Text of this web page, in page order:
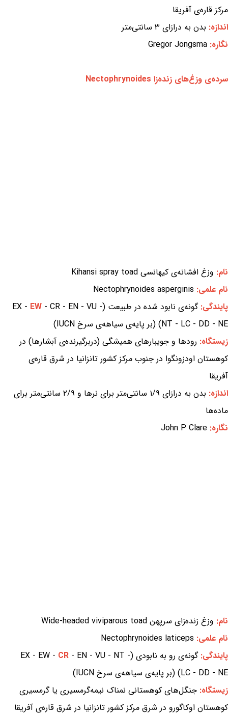
مرکز قاره‌ی آفریقا
اندازه: بدن به درازای ۳ سانتی‌متر
نگاره: Gregor Jongsma
سرده‌ی وزغ‌های زنده‌زا Nectophrynoides
نام: وزغ افشانه‌ی کیهانسی Kihansi spray toad
نام علمی: Nectophrynoides asperginis
پایندگی:گونه‌ی نابود شده در طبیعت (EX - EW - CR - EN - VU -
NT - LC - DD - NE) (بر پایه‌ی سیاهه‌ی سرخ IUCN)
زیستگاه: رودها و جویبارهای همیشگی (دربرگیرنده‌ی آبشارها) در
کوهستان اودزونگوا در جنوب مرکز کشور تانزانیا در شرق قاره‌ی
آفریقا
اندازه:
بدن به درازای ۱/۹ سانتی‌متر برای نرها و ۲/۹ سانتی‌متر برای
ماده‌ها
نگاره: John P Clare
نام: وزغ زنده‌زای سرپهن Wide-headed viviparous toad
نام علمی: Nectophrynoides laticeps
پایندگی:گونه‌ی رو به نابودی (EX - EW - CR - EN - VU - NT -
LC - DD - NE) (بر پایه‌ی سیاهه‌ی سرخ IUCN)
زیستگاه: جنگل‌های کوهستانی نمناک نیمه‌گرمسیری یا گرمسیری
کوهستان اوکاگورو در شرق مرکز کشور تانزانیا در شرق قاره‌ی آفریقا